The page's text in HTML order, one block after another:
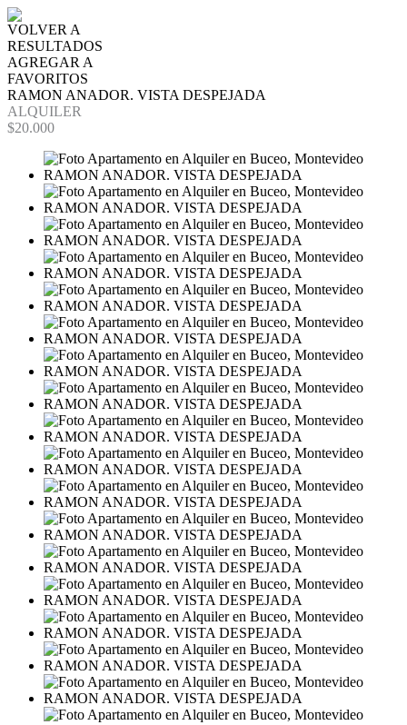
VOLVER A
RESULTADOS
AGREGAR A
FAVORITOS
RAMON ANADOR. VISTA DESPEJADA
ALQUILER
$20.000